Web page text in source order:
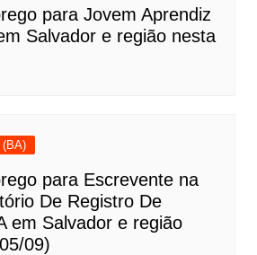
para Jovem Aprendiz
Salvador e região nesta
(BA)
para Escrevente na
De Registro De
em Salvador e região
09)